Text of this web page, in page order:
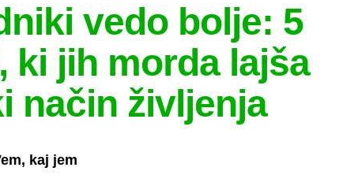
vedo bolje: 5
ki jih morda lajša
način življenja
kaj jem